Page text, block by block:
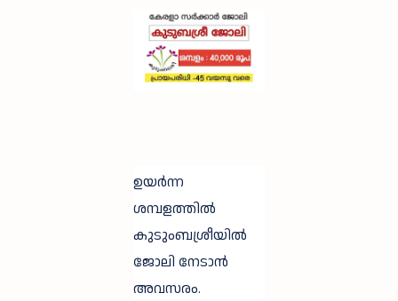
ഉയർന്ന
ശമ്പളത്തിൽ
കുടുംബശ്രീയിൽ
ജോലി നേടാൻ
അവസരം.